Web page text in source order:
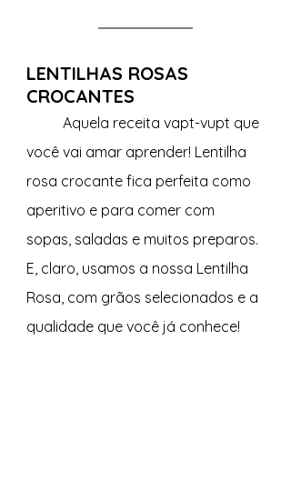
LENTILHAS ROSAS
CROCANTES
você vai amar aprender! Lentilha
rosa crocante fica perfeita como
aperitivo e para comer com
sopas, saladas e muitos preparos.
E, claro, usamos a nossa Lentilha
Rosa, com grãos selecionados e a
qualidade que você já conhece!